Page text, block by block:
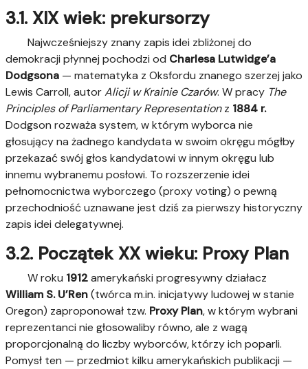
3.1. XIX wiek: prekursorzy
Najwcześniejszy znany zapis idei zbliżonej do
demokracji płynnej pochodzi od Charlesa Lutwidge’a
Dodgsona — matematyka z Oksfordu znanego szerzej jako
Lewis Carroll, autorAlicji w Krainie Czarów. W pracy The
Principles of Parliamentary Representationz 1884 r.
Dodgson rozważa system, w którym wyborca nie
głosujący na żadnego kandydata w swoim okręgu mógłby
przekazać swój głos kandydatowi w innym okręgu lub
innemu wybranemu posłowi. To rozszerzenie idei
pełnomocnictwa wyborczego (proxy voting) o pewną
przechodniość uznawane jest dziś za pierwszy historyczny
zapis idei delegatywnej.
3.2. Początek XX wieku: Proxy Plan
W roku 1912amerykański progresywny działacz
William S. U’Ren(twórca m.in. inicjatywy ludowej w stanie
Oregon) zaproponował tzw. Proxy Plan, w którym wybrani
reprezentanci nie głosowaliby równo, ale z wagą
proporcjonalną do liczby wyborców, którzy ich poparli.
Pomysł ten — przedmiot kilku amerykańskich publikacji —